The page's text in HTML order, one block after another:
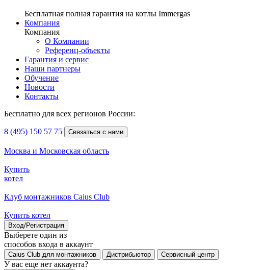
Бесплатная полная гарантия на котлы Immergas
Компания
Компания
О Компании
Референц-объекты
Гарантия и сервис
Наши партнеры
Обучение
Новости
Контакты
Бесплатно для всех регионов России:
8 (495) 150 57 75 Связаться с нами
Москва и Московская область
Купить
котел
Клуб монтажников Caius Club
Купить котел
Вход/Регистрация
Выберете один из
способов входа в аккаунт
Caius Club для монтажников Дистрибьютор Сервисный центр
У вас еще нет аккаунта?